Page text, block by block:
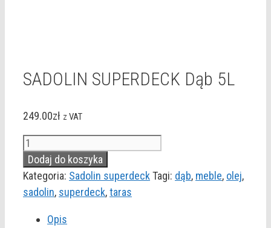
SADOLIN SUPERDECK Dąb 5L
249.00zł z VAT
ilość
SADOLIN
SUPERDECK
Dąb
Dodaj do koszyka
Kategoria: Sadolin superdeck Tagi: dąb, meble, olej,
sadolin, superdeck,taras
Opis